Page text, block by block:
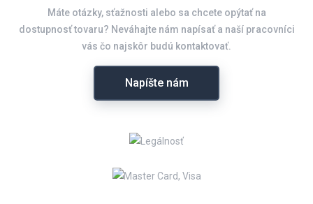
Máte otázky, sťažnosti alebo sa chcete opýtať na
dostupnosť tovaru? Neváhajte nám napísať a naší pracovníci
vás čo najskôr budú kontaktovať.
Napíšte nám